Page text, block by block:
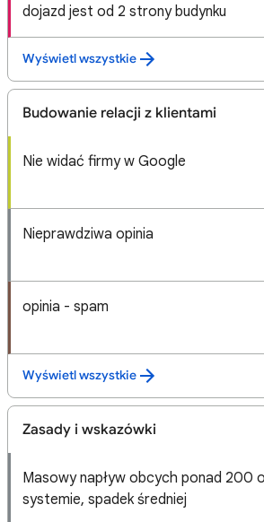
dojazd jest od 2 strony budynku
Wyświetl wszystkie
Budowanie relacji z klientami
Nie widać firmy w Google
Nieprawdziwa opinia
opinia - spam
Wyświetl wszystkie
Zasady i wskazówki
Masowy napływ obcych ponad 200
systemie, spadek średniej